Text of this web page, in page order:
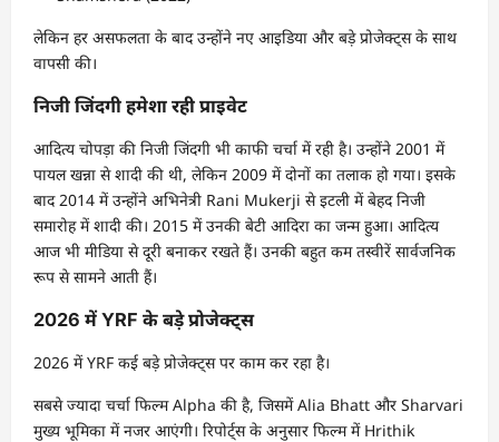
लेकिन हर असफलता के बाद उन्होंने नए आइडिया और बड़े प्रोजेक्ट्स के साथ
वापसी की।
निजी जिंदगी हमेशा रही प्राइवेट
आदित्य चोपड़ा की निजी जिंदगी भी काफी चर्चा में रही है। उन्होंने 2001 में
पायल खन्ना से शादी की थी, लेकिन 2009 में दोनों का तलाक हो गया। इसके
बाद 2014 में उन्होंने अभिनेत्री Rani Mukerji से इटली में बेहद निजी
समारोह में शादी की। 2015 में उनकी बेटी आदिरा का जन्म हुआ। आदित्य
आज भी मीडिया से दूरी बनाकर रखते हैं। उनकी बहुत कम तस्वीरें सार्वजनिक
रूप से सामने आती हैं।
2026 में YRF के बड़े प्रोजेक्ट्स
2026 में YRF कई बड़े प्रोजेक्ट्स पर काम कर रहा है।
सबसे ज्यादा चर्चा फिल्म Alpha की है, जिसमें Alia Bhatt और Sharvari
मुख्य भूमिका में नजर आएंगी। रिपोर्ट्स के अनुसार फिल्म में Hrithik